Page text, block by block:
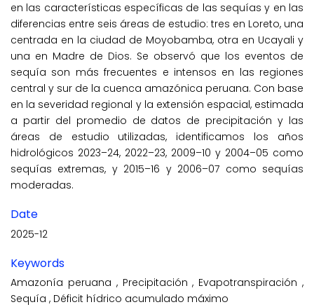
en las características específicas de las sequías y en las
diferencias entre seis áreas de estudio: tres en Loreto, una
centrada en la ciudad de Moyobamba, otra en Ucayali y
una en Madre de Dios. Se observó que los eventos de
sequía son más frecuentes e intensos en las regiones
central y sur de la cuenca amazónica peruana. Con base
en la severidad regional y la extensión espacial, estimada
a partir del promedio de datos de precipitación y las
áreas de estudio utilizadas, identificamos los años
hidrológicos 2023–24, 2022–23, 2009–10 y 2004–05 como
sequías extremas, y 2015–16 y 2006–07 como sequías
moderadas.
Date
2025-12
Keywords
Amazonía peruana , Precipitación, Evapotranspiración,
Sequía , Déficit hídrico acumulado máximo